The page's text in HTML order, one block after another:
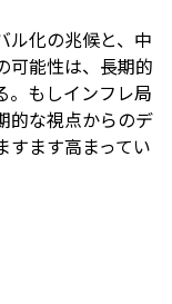
ル化の兆候と、中
可能性は、長期的
。もしインフレ局
的な視点からのデ
すます高まってい